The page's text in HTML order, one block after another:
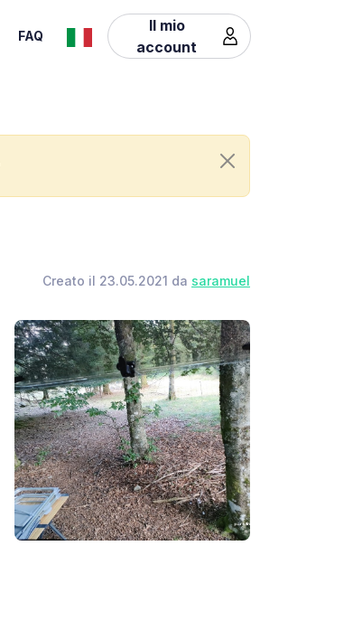
FAQ
Il mio
account
Creato il 23.05.2021 da saramuel